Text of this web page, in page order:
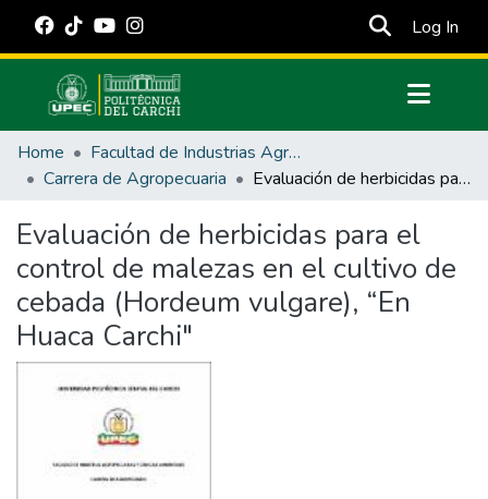
Log In
Communities & Collections
All of DSpace
Estadísticas Externas
Manuales
Home
Facultad de Industrias Agropecuarias y Ciencias Ambientales
Carrera de Agropecuaria
Evaluación de herbicidas para el control de malezas en el cultivo de cebada (Hordeum vulgare), “En Huaca Carchi"
Evaluación de herbicidas para el
control de malezas en el cultivo de
cebada (Hordeum vulgare), “En
Huaca Carchi"